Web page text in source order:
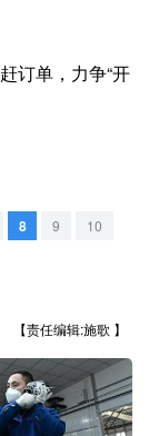
江苏
江西
湖南
订单，力争“开
8 9
10
【责任编辑:施歌 】